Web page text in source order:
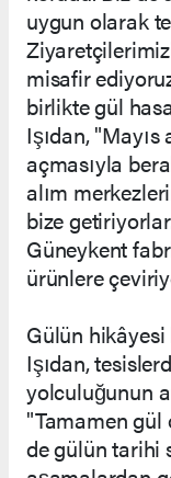
uygun olarak
misafir
birlikte gül
Işıdan,
açmasıyla
alım
bize
Güneykent
ürünlere
Gülün hikâyesi
Işıdan,
yolculuğunun
"Tamamen gül
de gülün tarihi